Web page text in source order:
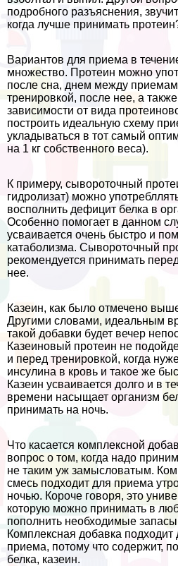
подробного разъяснения,
когда лучше принимать
Вариантов для приема в
множество. Протеин можно
после сна, днем между
тренировкой, после нее, а
зависимости от вида
построить идеальную схему
укладываться в тот самый
на 1 кг собственного веса).
К примеру, сывороточный
гидролизат) можно
восполнить дефицит белка в
Особенно помогает в данном
усваивается очень быстро и
катаболизма. Сывороточный
рекомендуется принимать
нее.
Казеин, как было отмечено
Другими словами, идеальным
такой добавки будет вечер
Казеиновый протеин не
и перед тренировкой, когда
инсулина в кровь и такое же
Казеин усваивается долго и в
времени насыщает организм
принимать на ночь.
Что касается комплексной
вопрос о том, когда надо
не таким уж замысловатым.
смесь подходит для приема
ночью. Короче говоря, это
которую можно принимать в
пополнить необходимые
Комплексная добавка подходит
приема, потому что содержит,
белка, казеин.